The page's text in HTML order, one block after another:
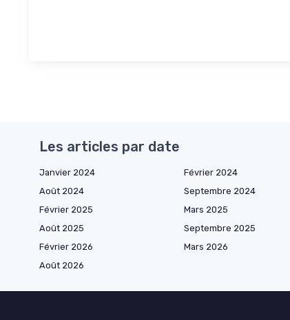
Les articles par date
Janvier 2024 Février 2024
Août 2024
Septembre 2024
Février 2025
Mars 2025
Août 2025
Septembre 2025
Février 2026
Mars 2026
Août 2026